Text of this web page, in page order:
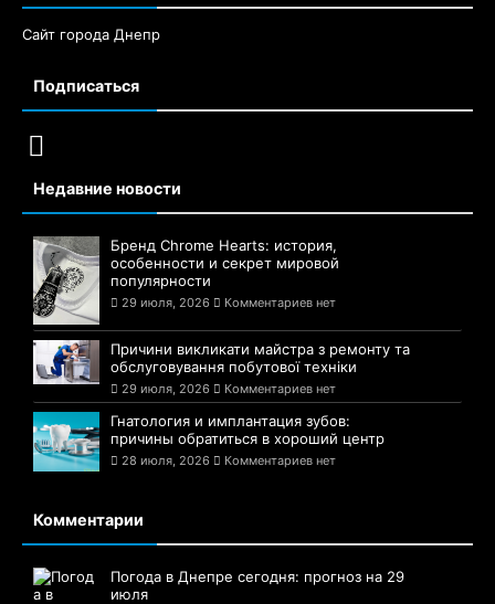
Сайт города Днепр
Подписаться
Недавние новости
Бренд Chrome Hearts: история,
особенности и секрет мировой
популярности
29 июля, 2026 Комментариев нет
Причини викликати майстра з ремонту та
обслуговування побутової техніки
29 июля, 2026 Комментариев нет
Гнатология и имплантация зубов:
причины обратиться в хороший центр
28 июля, 2026 Комментариев нет
Комментарии
Погода в Днепре сегодня: прогноз на 29
июля